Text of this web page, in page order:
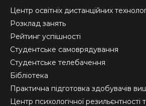
Центр освітніх дистанційних
Розклад занять
Рейтинг успішності
Студентське самоврядування
Студентське телебачення
Бібліотека
Практична підготовка здобувачів
Центр психологічної резильєнтності